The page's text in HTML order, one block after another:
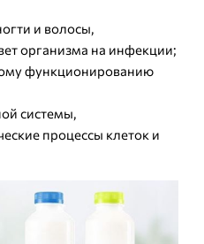
и волосы,
организма на инфекции;
функционированию
системы,
процессы клеток и